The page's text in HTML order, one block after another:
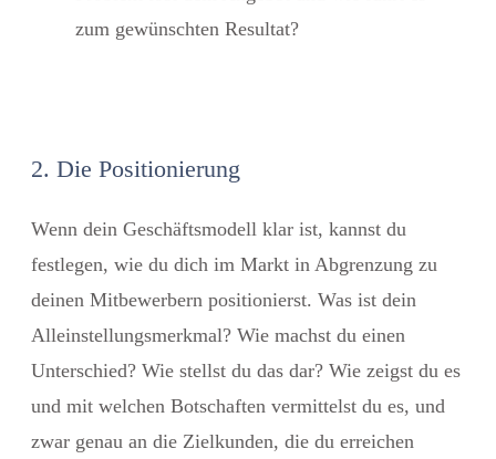
zum gewünschten Resultat?
2. Die Positionierung
Wenn dein Geschäftsmodell klar ist, kannst du
festlegen, wie du dich im Markt in Abgrenzung zu
deinen Mitbewerbern positionierst. Was ist dein
Alleinstellungsmerkmal? Wie machst du einen
Unterschied? Wie stellst du das dar? Wie zeigst du es
und mit welchen Botschaften vermittelst du es, und
zwar genau an die Zielkunden, die du erreichen